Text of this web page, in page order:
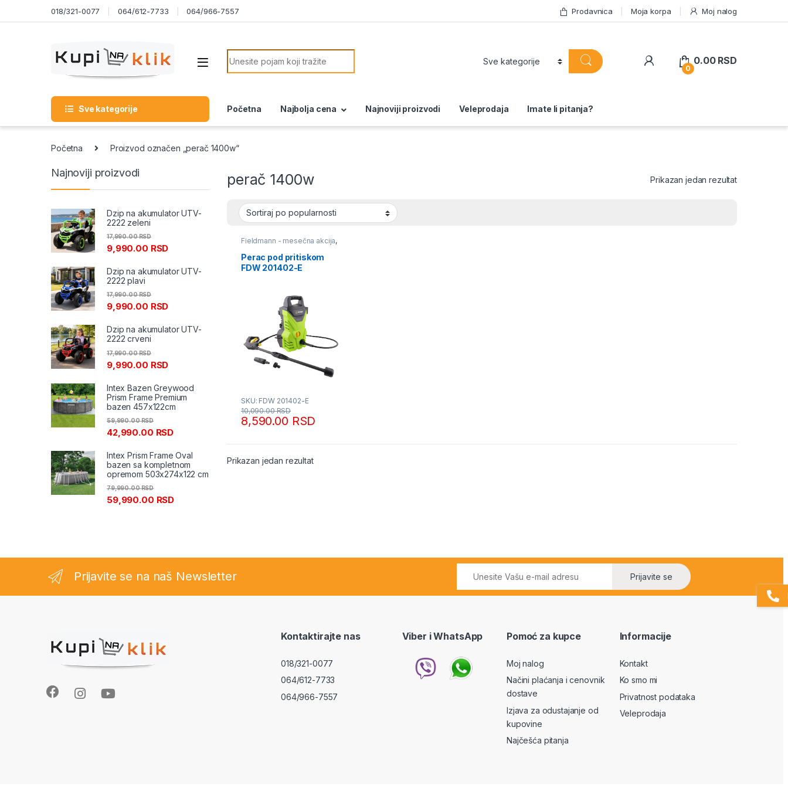
Skip to navigation018/321-0077 064/612-7733 064/966-7557 Prodavnica Moja korpa Moj nalog
Search for:
0
0.00 RSD
Sve kategorije Početna Najbolja cena Najnoviji proizvodi Veleprodaja Imate li pitanja?
Početna Proizvod označen „perač 1400w“
perač 1400w Prikazan jedan rezultat
Fieldmann - mesečna akcija,
Perači
pod pritiskom usisivači i
duvači
Perac pod pritiskom
FDW 201402-E
SKU: FDW 201402-E
8,590.00 RSD
10,090.00RSD
Prikazan jedan rezultat
Najnoviji proizvodi
Dzip na akumulator UTV-
2222 zeleni
9,990.00 RSD
17,990.00RSD
Dzip na akumulator UTV-
2222 plavi
9,990.00 RSD
17,990.00RSD
Dzip na akumulator UTV-
2222 crveni
9,990.00 RSD
17,990.00RSD
Intex Bazen Greywood
Prism Frame Premium
bazen 457x122cm
42,990.00 RSD
59,990.00RSD
Intex Prism Frame Oval
bazen sa kompletnom
opremom 503x274x122 cm
59,990.00 RSD
79,990.00RSD
Prijavite se na naš Newsletter Prijavite se
Kontaktirajte nas
018/321-0077
064/612-7733
064/966-7557
Viber i WhatsApp Pomoć za kupce
Moj nalog
Načini plaćanja i cenovnik
dostave
Izjava za odustajanje od
kupovine
Najčešća pitanja
Informacije
Kontakt
Ko smo mi
Privatnost podataka
Veleprodaja